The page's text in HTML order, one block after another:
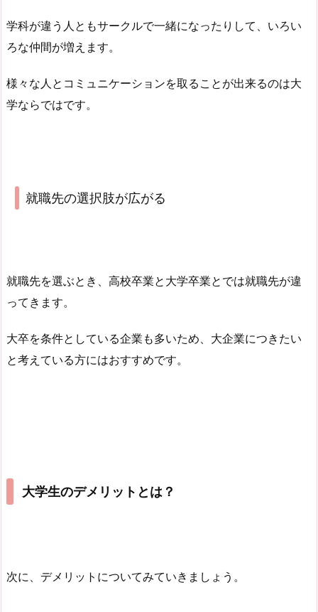
学科が違う人ともサークルで一緒になったりして、いろい
ろな仲間が増えます。
様々な人とコミュニケーションを取ることが出来るのは大
学ならではです。
就職先の選択肢が広がる
就職先を選ぶとき、高校卒業と大学卒業とでは就職先が違
ってきます。
大卒を条件としている企業も多いため、大企業につきたい
と考えている方にはおすすめです。
大学生のデメリットとは？
次に、デメリットについてみていきましょう。